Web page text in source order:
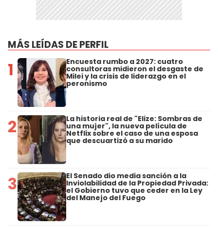
MÁS LEÍDAS DE PERFIL
1 Encuesta rumbo a 2027: cuatro
consultoras midieron el desgaste de
Milei y la crisis de liderazgo en el
peronismo
2 La historia real de "Elize: Sombras de
una mujer", la nueva película de
Netflix sobre el caso de una esposa
que descuartizó a su marido
3 El Senado dio media sanción a la
Inviolabilidad de la Propiedad Privada:
el Gobierno tuvo que ceder en la Ley
del Manejo del Fuego